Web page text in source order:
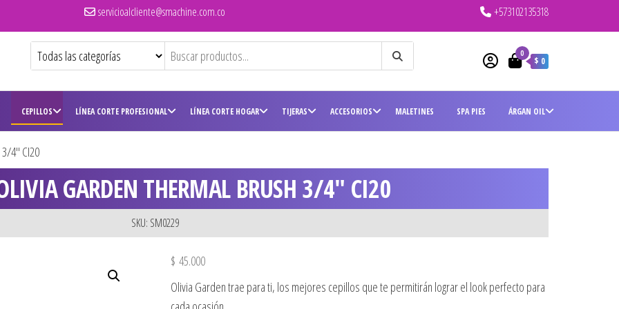
servicioalcliente@smachine.com.co +573102135318
0
$ 0
CEPILLOS LÍNEA CORTE PROFESIONAL LÍNEA CORTE HOGAR TIJERAS ACCESORIOS MALETINES SPA PIES ÁRGAN OIL
3/4″ CI20
GARDEN THERMAL BRUSH 3/4″ CI20
SKU: SM0229
$ 45.000
Olivia Garden trae para ti, los mejores cepillos que te permitirán lograr el look perfecto para